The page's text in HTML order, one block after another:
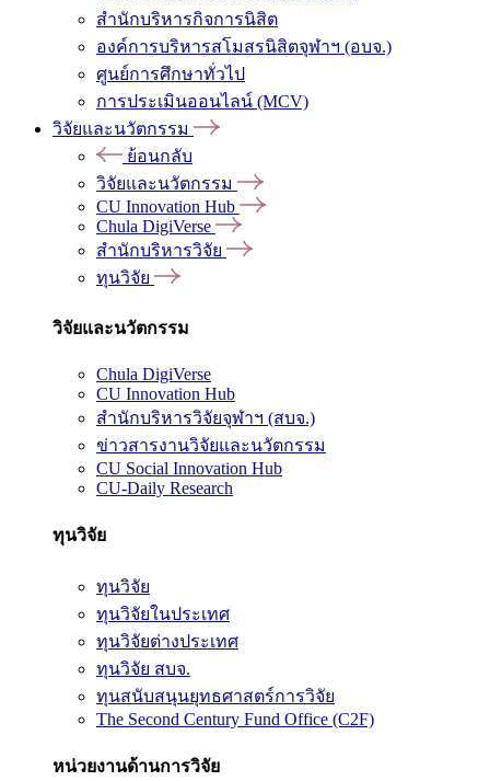
สำนักบริหารกิจการนิสิต
องค์การบริหารสโมสรนิสิตจุฬาฯ (อบจ.)
ศูนย์การศึกษาทั่วไป
การประเมินออนไลน์ (MCV)
วิจัยและนวัตกรรม
ย้อนกลับ
วิจัยและนวัตกรรม
CU Innovation Hub
Chula DigiVerse
สำนักบริหารวิจัย
ทุนวิจัย
วิจัยและนวัตกรรม
Chula DigiVerse
CU Innovation Hub
สำนักบริหารวิจัยจุฬาฯ (สบจ.)
ข่าวสารงานวิจัยและนวัตกรรม
CU Social Innovation Hub
CU-Daily Research
ทุนวิจัย
ทุนวิจัย
ทุนวิจัยในประเทศ
ทุนวิจัยต่างประเทศ
ทุนวิจัย สบจ.
ทุนสนับสนุนยุทธศาสตร์การวิจัย
The Second Century Fund Office (C2F)
หน่วยงานด้านการวิจัย